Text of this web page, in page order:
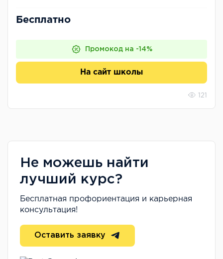
Бесплатно
Промокод на -14%
На сайт школы
121
Не можешь найти
лучший курс?
Бесплатная профориентация и карьерная
консультация!
Оставить заявку